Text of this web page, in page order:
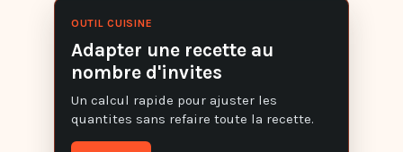
OUTIL CUISINE
Adapter une recette au
nombre d'invites
Un calcul rapide pour ajuster les
quantites sans refaire toute la recette.